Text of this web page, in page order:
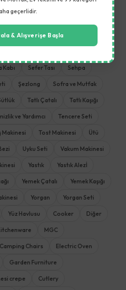
Mısır Patlatma Makinesi
Takımı Öğütme Makinesi
Kabı Sefer Tası Sehpa
Şezlong Sofra ve Mutfak
Tatlı Çatalı Tatlı Kaşığı
ve Yardımcı Tencere Seti
Makinesi Tost Makinesi Ütü
Uyku Seti Vakum Makinesi
Yastık Yastık Alezİ
Yemek Çatalı Yemek Kaşığı
Yorgan Yorgan Seti
Yüz Havlusu Cooker Diğer
MGC
Camping Chairs Electric Oven
Garden Furniture
crepe Cutlery
geçerlidir.
& Alışverişe Başla